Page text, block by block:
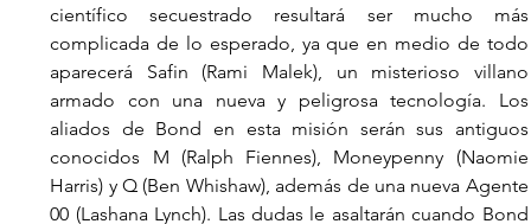
científico secuestrado resultará ser mucho más
complicada de lo esperado, ya que en medio de todo
aparecerá Safin (Rami Malek), un misterioso villano
armado con una nueva y peligrosa tecnología. Los
aliados de Bond en esta misión serán sus antiguos
conocidos M (Ralph Fiennes), Moneypenny (Naomie
Harris) y Q (Ben Whishaw), además de una nueva Agente
00 (Lashana Lynch). Las dudas le asaltarán cuando Bond